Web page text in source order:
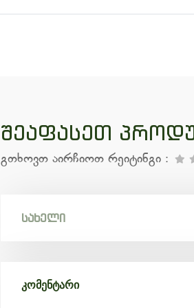
შეაფასეთ
გთხოვთ აირჩიოთ რეიტინგი :